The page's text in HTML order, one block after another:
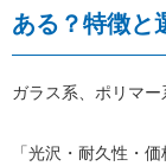
ある？特徴と
ガラス系、ポリマ
「光沢・耐久性・